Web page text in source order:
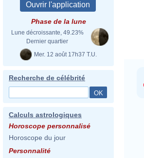
Phase de la lune
Lune décroissante, 49.23%
Dernier quartier
Mer. 12 août 17h37 T.U.
Recherche de célébrité
Calculs astrologiques
Horoscope personnalisé
Horoscope du jour
Personnalité